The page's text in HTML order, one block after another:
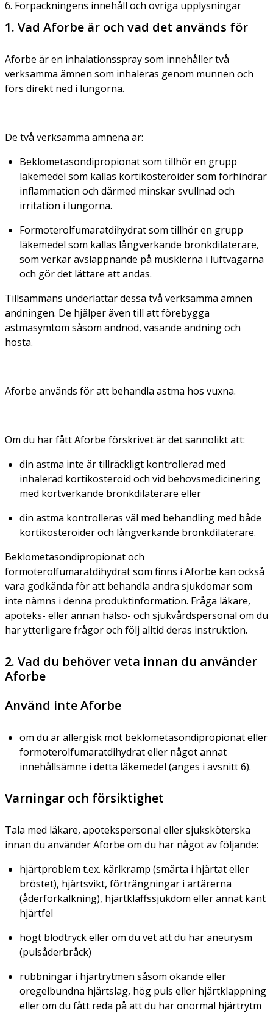
6. Förpackningens innehåll och övriga upplysningar
1. Vad Aforbe är och vad det används för
Aforbe är en inhalationsspray som innehåller två
verksamma ämnen som inhaleras genom munnen och
förs direkt ned i lungorna.
De två verksamma ämnena är:
Beklometasondipropionat som tillhör en grupp
läkemedel som kallas kortikosteroider som förhindrar
inflammation och därmed minskar svullnad och
irritation i lungorna.
Formoterolfumaratdihydrat som tillhör en grupp
läkemedel som kallas långverkande bronkdilaterare,
som verkar avslappnande på musklerna i luftvägarna
och gör det lättare att andas.
Tillsammans underlättar dessa två verksamma ämnen
andningen. De hjälper även till att förebygga
astmasymtom såsom andnöd, väsande andning och
hosta.
Aforbe används för att behandla astma hos vuxna.
Om du har fått Aforbe förskrivet är det sannolikt att:
din astma inte är tillräckligt kontrollerad med
inhalerad kortikosteroid och vid behovsmedicinering
med kortverkande bronkdilaterare eller
din astma kontrolleras väl med behandling med både
kortikosteroider och långverkande bronkdilaterare.
Beklometasondipropionat och
formoterolfumaratdihydrat som finns i Aforbe kan också
vara godkända för att behandla andra sjukdomar som
inte nämns i denna produktinformation. Fråga läkare,
apoteks- eller annan hälso- och sjukvårdspersonal om du
har ytterligare frågor och följ alltid deras instruktion.
2. Vad du behöver veta innan du använder
Aforbe
Använd inte Aforbe
om du är allergisk mot beklometasondipropionat eller
formoterolfumaratdihydrat eller något annat
innehållsämne i detta läkemedel (anges i avsnitt 6).
Varningar och försiktighet
Tala med läkare, apotekspersonal eller sjuksköterska
innan du använder Aforbe om du har något av följande:
hjärtproblem t.ex. kärlkramp (smärta i hjärtat eller
bröstet), hjärtsvikt, förträngningar i artärerna
(åderförkalkning), hjärtklaffssjukdom eller annat känt
hjärtfel
högt blodtryck eller om du vet att du har aneurysm
(pulsåderbråck)
rubbningar i hjärtrytmen såsom ökande eller
oregelbundna hjärtslag, hög puls eller hjärtklappning
eller om du fått reda på att du har onormal hjärtrytm